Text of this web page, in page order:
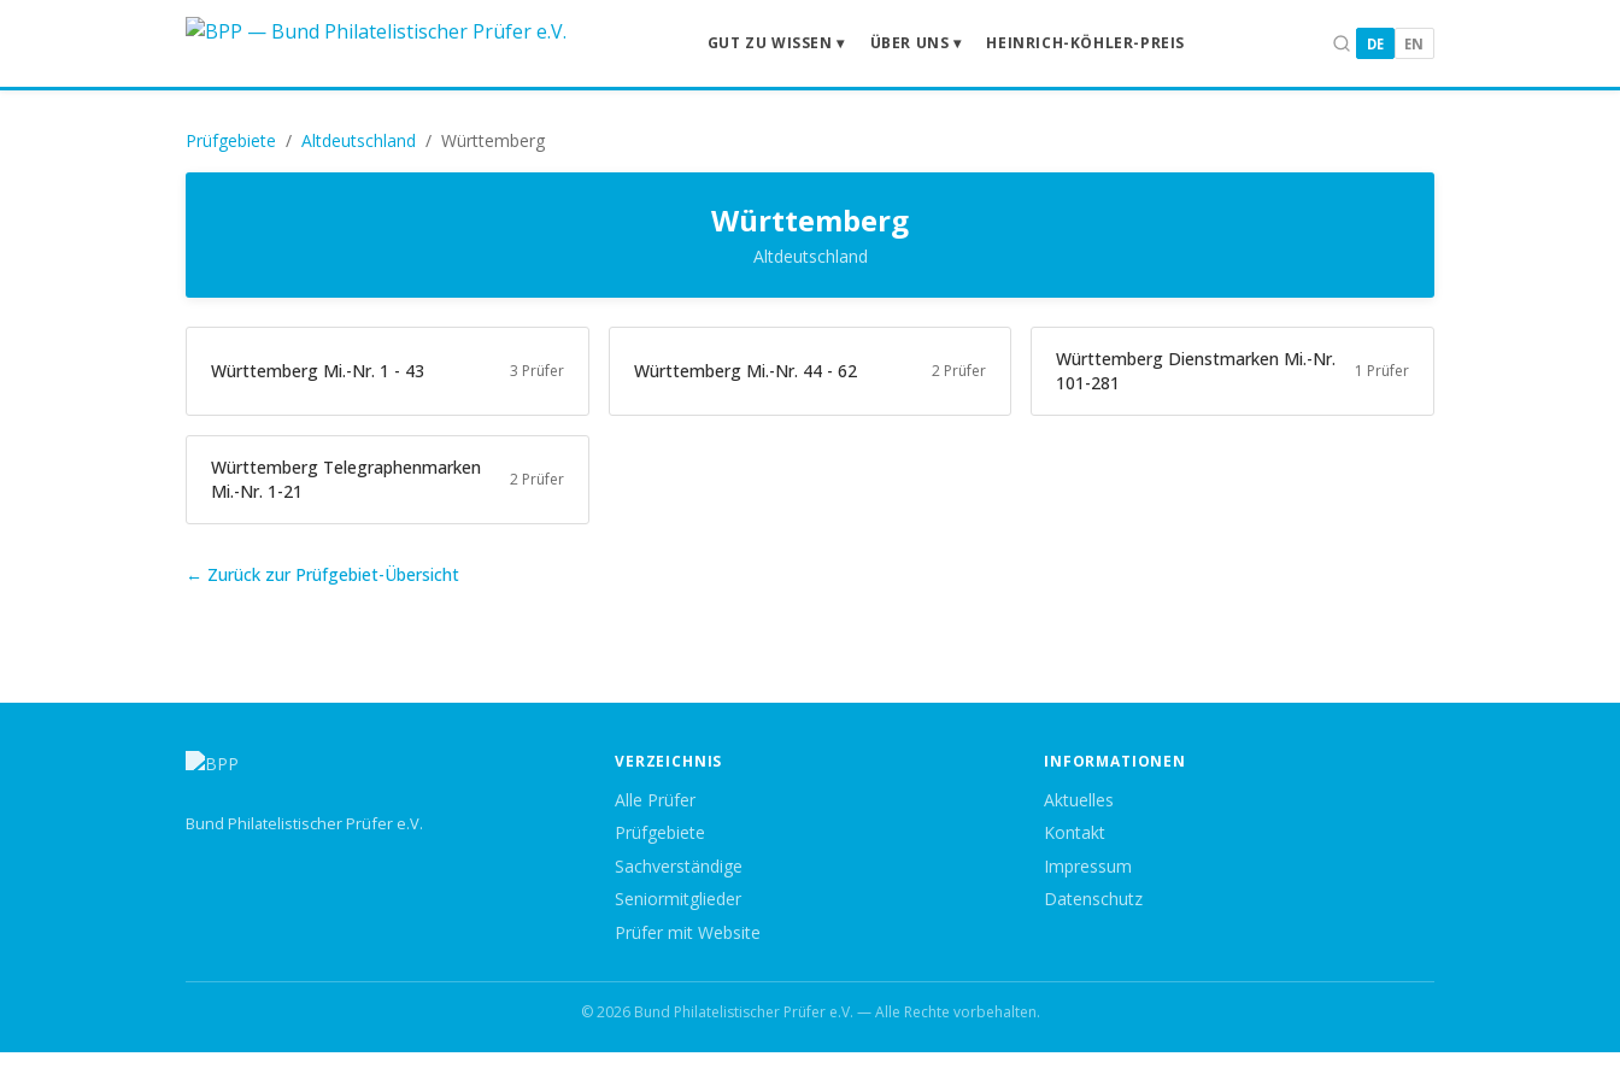
GUT ZU WISSEN ▾ ÜBER UNS ▾ HEINRICH-KÖHLER-PREIS DE EN
Prüfgebiete / Altdeutschland / Württemberg
Württemberg
Altdeutschland
Württemberg Mi.-Nr. 1 - 43 3 Prüfer Württemberg Mi.-Nr. 44 - 62 2 Prüfer
Württemberg Dienstmarken Mi.-Nr.
101-281
1 Prüfer
Württemberg Telegraphenmarken
Mi.-Nr. 1-21
2 Prüfer
← Zurück zur Prüfgebiet-Übersicht
Bund Philatelistischer Prüfer e.V.
VERZEICHNIS
Alle Prüfer
Prüfgebiete
Sachverständige
Seniormitglieder
Prüfer mit Website
INFORMATIONEN
Aktuelles
Kontakt
Impressum
Datenschutz
© 2026 Bund Philatelistischer Prüfer e.V. — Alle Rechte vorbehalten.